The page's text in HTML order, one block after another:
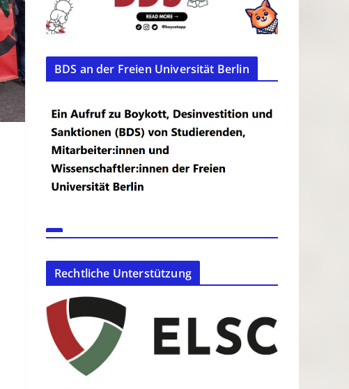
BDS an der Freien Universität Berlin
Rechtliche Unterstützung